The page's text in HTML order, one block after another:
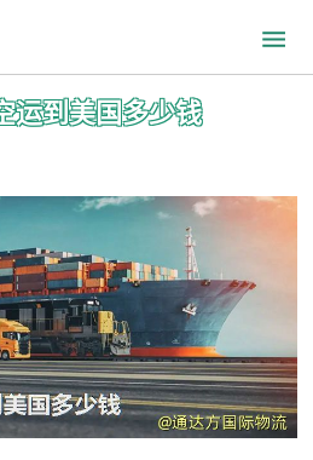
运到美国多少钱